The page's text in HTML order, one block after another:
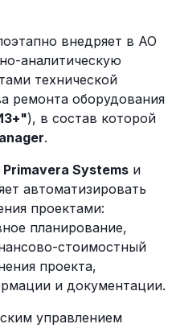
внедряет в АО
аналитическую
технической
ремонта оборудования
), в состав которой
.
Primavera Systems и
автоматизировать
проектами:
планирование,
стоимостный
проекта,
и документации.
управлением